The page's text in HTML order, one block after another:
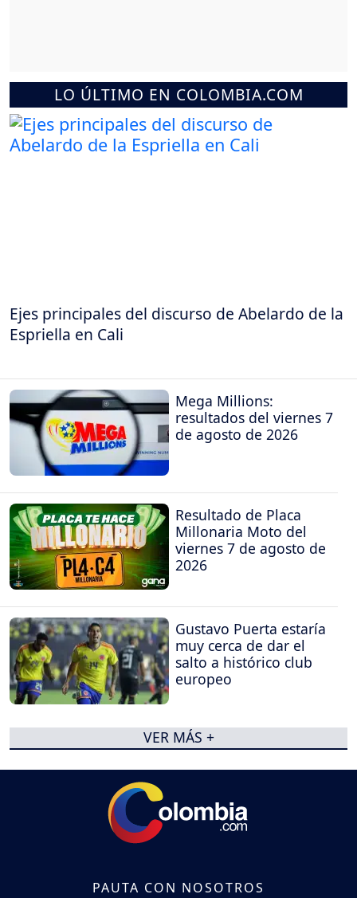
LO ÚLTIMO EN COLOMBIA.COM
Ejes principales del discurso de Abelardo de la
Espriella en Cali
Mega Millions:
resultados del viernes 7
de agosto de 2026
Resultado de Placa
Millonaria Moto del
viernes 7 de agosto de
2026
Gustavo Puerta estaría
muy cerca de dar el
salto a histórico club
europeo
VER MÁS +
PAUTA CON NOSOTROS